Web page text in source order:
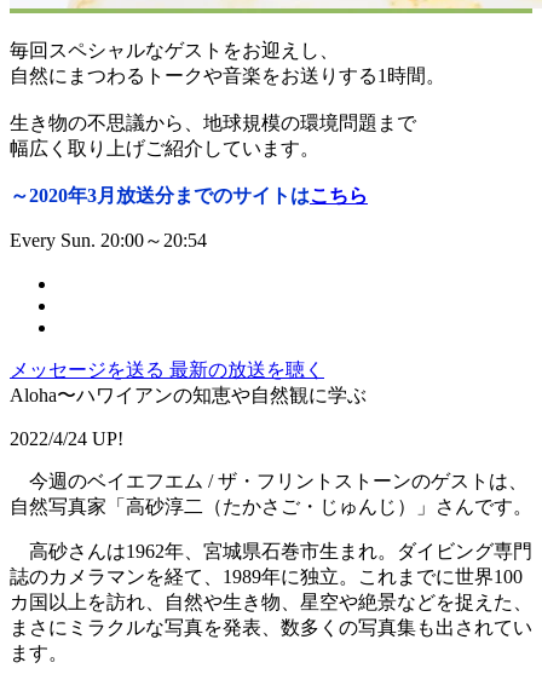
毎回スペシャルなゲストをお迎えし、
自然にまつわるトークや音楽をお送りする1時間。
生き物の不思議から、地球規模の環境問題まで
幅広く取り上げご紹介しています。
～2020年3月放送分までのサイトはこちら
Every Sun. 20:00～20:54
メッセージを送る 最新の放送を聴く
Aloha〜ハワイアンの知恵や自然観に学ぶ
2022/4/24 UP!
今週のベイエフエム / ザ・フリントストーンのゲストは、
自然写真家「高砂淳二（たかさご・じゅんじ）」さんです。
高砂さんは1962年、宮城県石巻市生まれ。ダイビング専門
誌のカメラマンを経て、1989年に独立。これまでに世界100
カ国以上を訪れ、自然や生き物、星空や絶景などを捉えた、
まさにミラクルな写真を発表、数多くの写真集も出されてい
ます。